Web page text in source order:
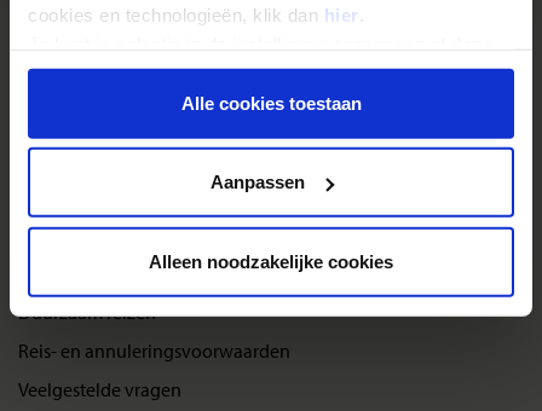
cookies en technologieën, klik dan hier .
onder aan de pagina op elk gewenst moment voor de
toekomst wijzigen.Alle cookies toestaan
Aanpassen
Alleen noodzakelijke cookies
Accommodaties Reviews
Reizen met Shoestring
De belangrijkste info op een rij
Duurzaam reizen
Reis- en annuleringsvoorwaarden
Veelgestelde vragen